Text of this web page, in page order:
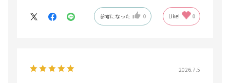
参考になった 0 Like! 0
2026.7.5